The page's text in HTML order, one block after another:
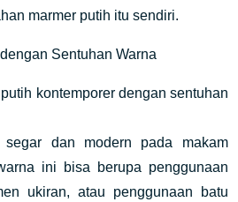
marmer putih itu sendiri.
Sentuhan Warna
kontemporer dengan sentuhan
segar dan modern pada makam
ini bisa berupa penggunaan
ukiran, atau penggunaan batu